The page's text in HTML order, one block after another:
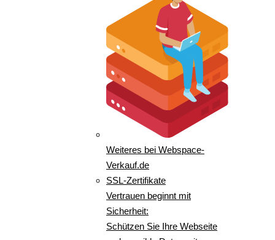
Weiteres bei Webspace-
Verkauf.de
SSL-Zertifikate
Vertrauen beginnt mit
Sicherheit:
Schützen Sie Ihre Webseite